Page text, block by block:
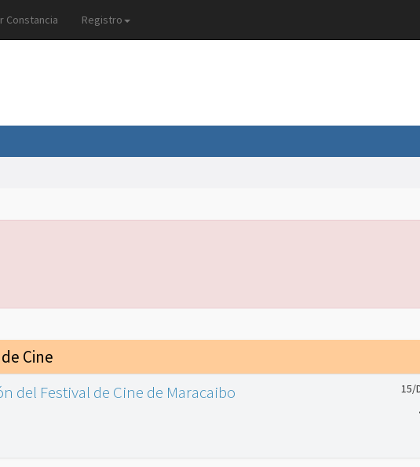
Constancia Registro
Cine
del Festival de Cine de Maracaibo
15/